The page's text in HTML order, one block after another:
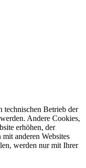
technischen Betrieb der
Andere Cookies,
erhöhen, der
anderen Websites
werden nur mit Ihrer